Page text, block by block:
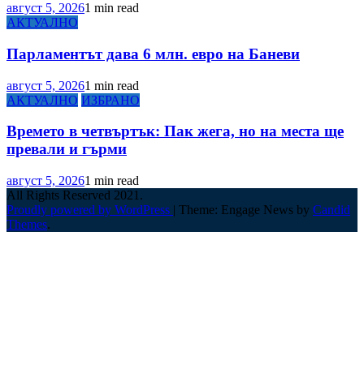
август 5, 20261 min read
АКТУАЛНО
Парламентът дава 6 млн. евро на Баневи
август 5, 20261 min read
АКТУАЛНО ИЗБРАНО
Времето в четвъртък: Пак жега, но на места ще
превали и гърми
август 5, 20261 min read
All Rights Reserved 2021.
Proudly powered by WordPress | Theme: Engage News by Candid
Themes.